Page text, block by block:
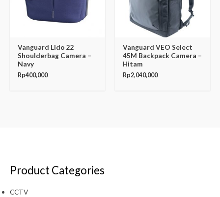
Vanguard Lido 22
Shoulderbag Camera –
Navy
Rp400,000
Vanguard VEO Select
45M Backpack Camera –
Hitam
Rp2,040,000
Product Categories
CCTV